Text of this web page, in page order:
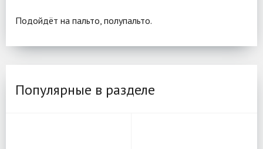
Подойдёт на пальто, полупальто.
Популярные в разделе